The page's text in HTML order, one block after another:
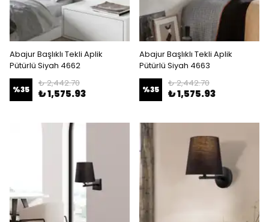
Abajur Başlıklı Tekli Aplik
Pütürlü Siyah 4662
%35
₺ 2,442.70
₺ 1,575.93
Abajur Başlıklı Tekli Aplik
Pütürlü Siyah 4663
%35
₺ 2,442.70
₺ 1,575.93